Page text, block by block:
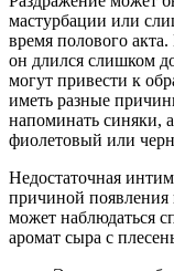
мастурбации или
время полового
он длился слишком
могут привести к
иметь разные
напоминать синяки,
фиолетовый или
Недостаточная
причиной появления
может наблюдаться
аромат сыра с